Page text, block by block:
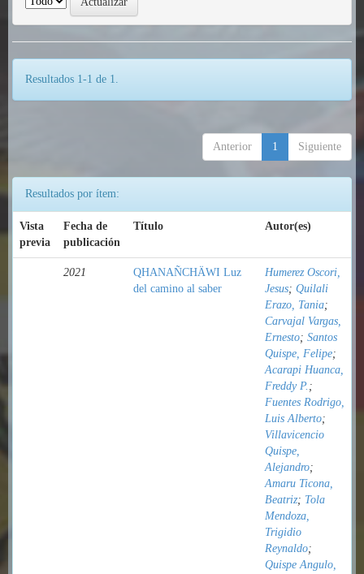
Resultados 1-1 de 1.
Anterior 1 Siguiente
Resultados por ítem:
Vista
previa
Fecha de
publicación
Título Autor(es)
2021
QHANAÑCHÄWI Luz
del camino al saber
Humerez Oscori,
Jesus; Quilali
Erazo, Tania;
Carvajal Vargas,
Ernesto; Santos
Quispe, Felipe;
Acarapi Huanca,
Freddy P. ;
Fuentes Rodrigo,
Luis Alberto;
Villavicencio
Quispe,
Alejandro;
Amaru Ticona,
Beatriz; Tola
Mendoza,
Trigidio
Reynaldo;
Quispe Angulo,